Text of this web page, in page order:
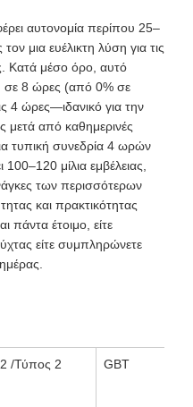
αυτονομία περίπου 25–
μια ευέλικτη λύση για τις
Κατά μέσο όρο, αυτό
σε 8 ώρες (από 0% σε
4 ώρες—ιδανικό για την
από καθημερινές
τυπική συνεδρία 4 ωρών
μίλια εμβέλειας,
των περισσότερων
και πρακτικότητας
πάντα έτοιμο, είτε
είτε συμπληρώνετε
/Τύπος 2 GBT